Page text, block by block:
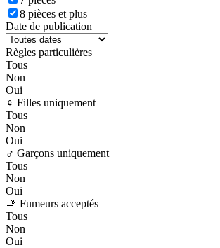
8 pièces et plus
Date de publication
Règles particulières
Tous
Non
Oui
♀️ Filles uniquement
Tous
Non
Oui
♂️ Garçons uniquement
Tous
Non
Oui
🚬 Fumeurs acceptés
Tous
Non
Oui